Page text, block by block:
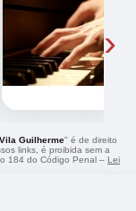
›
Guilherme" é de direito
links, é proibida sem a
184 do Código Penal – Lei